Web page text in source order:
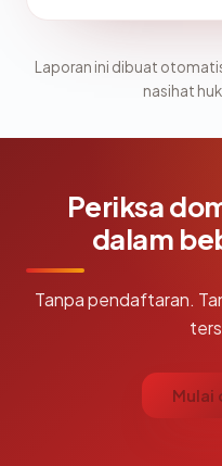
Laporan ini dibuat
nasihat
Periksa
dalam
Tanpa pendaftaran.
Mulai